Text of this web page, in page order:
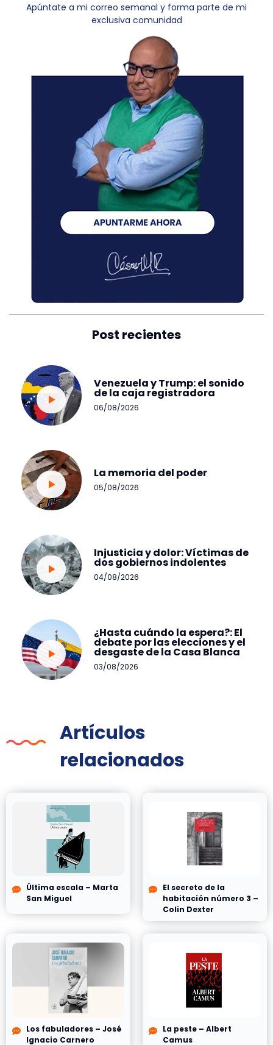
Apúntate a mi correo semanal y forma parte de mi
exclusiva comunidad
Post recientes
Venezuela y Trump: el sonido
de la caja registradora
06/08/2026
La memoria del poder
05/08/2026
Injusticia y dolor: Víctimas de
dos gobiernos indolentes
04/08/2026
¿Hasta cuándo la espera?: El
debate por las elecciones y el
desgaste de la Casa Blanca
03/08/2026
Artículos
relacionados
Última escala – Marta
San Miguel
El secreto de la
habitación número 3 –
Colin Dexter
Los fabuladores – José
Ignacio Carnero
La peste – Albert
Camus